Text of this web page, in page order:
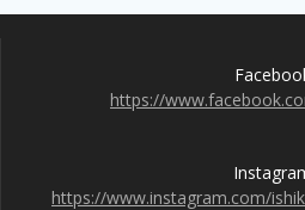
https://
https://www.instagram.com/